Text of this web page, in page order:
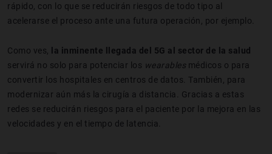
rápido, con lo que se reducirán riesgos de todo tipo al
acelerarse el proceso ante una futura operación, por ejemplo.
Como ves, la inminente llegada del 5G al sector de la salud
servirá no solo para potenciar los wearables médicos o para
convertir los hospitales en centros de datos. También, para
modernizar aún más la cirugía a distancia. Gracias a estas
redes se reducirán riesgos para el paciente por la mejora en las
velocidades y en el tiempo de latencia.